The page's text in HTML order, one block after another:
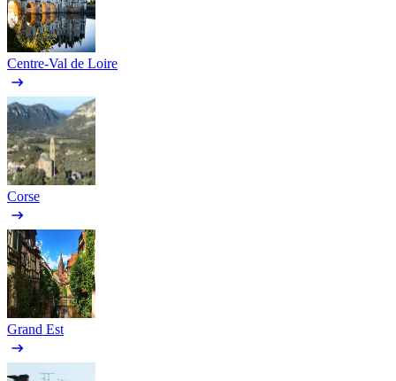
Centre-Val de Loire
Corse
Grand Est